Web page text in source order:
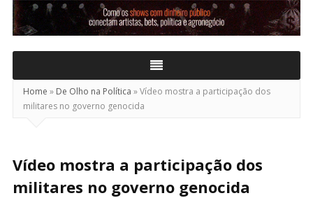
Olho
nos
Ruralistas
Home » De Olho na Política »Vídeo mostra a participação dos
militares no governo genocida
Vídeo mostra a participação dos
militares no governo genocida